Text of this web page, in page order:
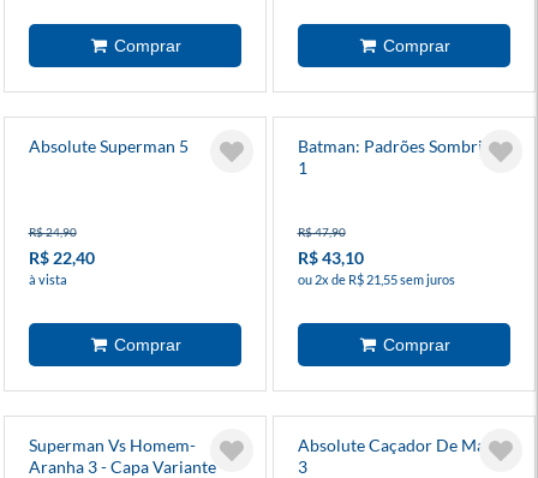
Absolute Superman 5
R$ 24,90
R$ 22,40
à vista
Batman: Padrões Sombrios
1
R$ 47,90
R$ 43,10
ou 2x de R$ 21,55 sem juros
Superman Vs Homem-
Aranha 3 - Capa Variante
Absolute Caçador De Marte
3